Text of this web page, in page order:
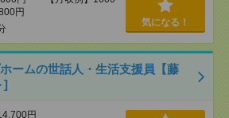
円
気になる！
ームの世話人・生活支援員【藤
]
円